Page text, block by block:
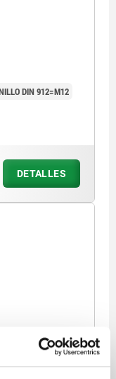
DIN 912=M12
DETALLES